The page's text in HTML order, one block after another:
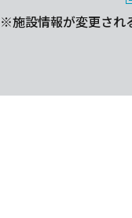
※施設情報が変更され